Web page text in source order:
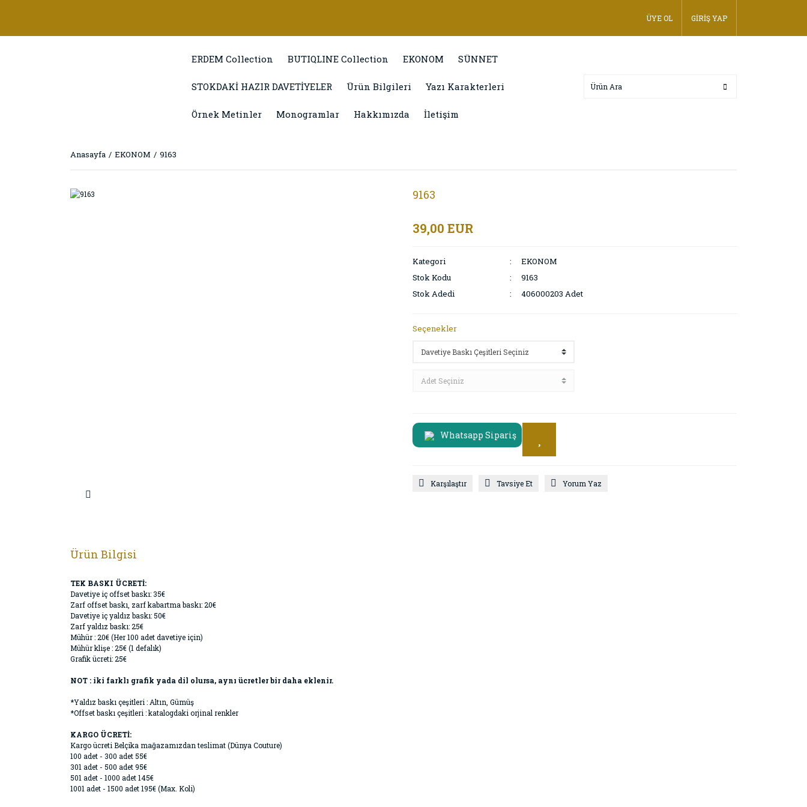
ÜYE OL GİRİŞ YAP
ERDEM Collection BUTIQLINE Collection EKONOM SÜNNET
STOKDAKİ HAZIR DAVETİYELER Ürün Bilgileri Yazı Karakterleri
Örnek Metinler Monogramlar Hakkımızda İletişim
Anasayfa EKONOM 9163
9163
39,00 EUR
Kategori
EKONOM
Stok Kodu
9163
Stok Adedi
406000203 Adet
Seçenekler
Whatsapp Sipariş
Karşılaştır Tavsiye Et Yorum Yaz
Ürün Bilgisi
TEK BASKI ÜCRETİ:
Davetiye iç offset baskı: 35€
Zarf offset baskı, zarf kabartma baskı: 20€
Davetiye iç yaldız baskı: 50€
Zarf yaldız baskı: 25€
Mühür : 20€ (Her 100 adet davetiye için)
Mühür klişe : 25€ (1 defalık)
Grafik ücreti: 25€
NOT : iki farklı grafik yada dil olursa, aynı ücretler bir daha eklenir.
*Yaldız baskı çeşitleri : Altın, Gümüş
*Offset baskı çeşitleri : katalogdaki orjinal renkler
KARGO ÜCRETİ:
Kargo ücreti Belçika mağazamızdan teslimat (Dünya Couture)
100 adet - 300 adet 55€
301 adet - 500 adet 95€
501 adet - 1000 adet 145€
1001 adet - 1500 adet 195€ (Max. Koli)